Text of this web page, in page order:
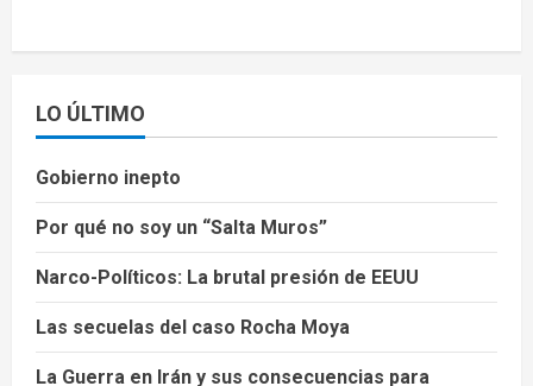
LO ÚLTIMO
Gobierno inepto
Por qué no soy un “Salta Muros”
Narco-Políticos: La brutal presión de EEUU
Las secuelas del caso Rocha Moya
La Guerra en Irán y sus consecuencias para